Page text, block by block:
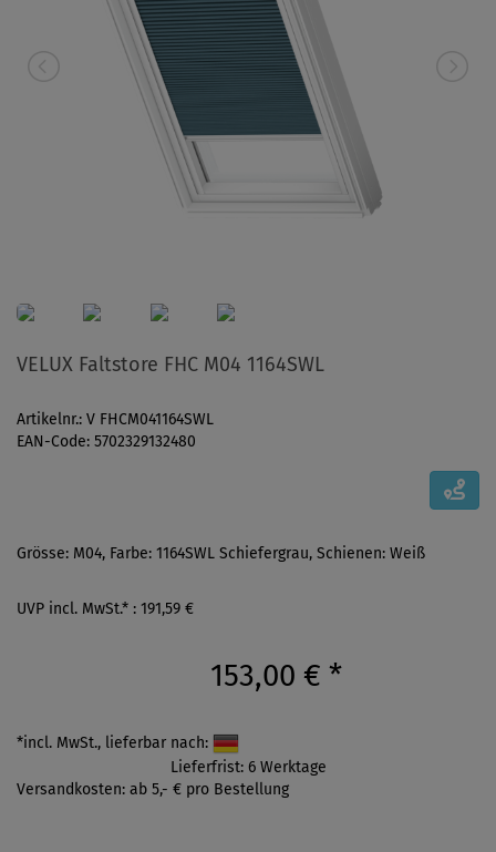
VELUX Faltstore FHC M04 1164SWL
Artikelnr.: V FHCM041164SWL
EAN-Code: 5702329132480
Grösse: M04, Farbe: 1164SWL Schiefergrau, Schienen: Weiß
UVP incl. MwSt.* : 191,59 €
153,00 € *
*incl. MwSt., lieferbar nach:
Lieferfrist: 6 Werktage
Versandkosten: ab 5,- € pro Bestellung